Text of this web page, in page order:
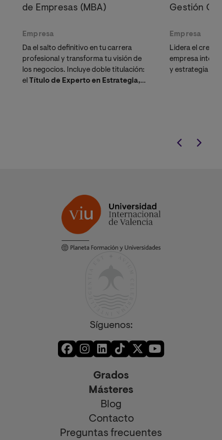
de Empresas (MBA)
Empresa
Da el salto definitivo en tu carrera
profesional y transforma tu visión de
los negocios. Incluye doble titulación:
el Título de Experto en Estrategia,
Gestión
Empresa
Lidera el
empresa
y estrategia de
Síguenos:
Grados
Másteres
Blog
Contacto
Preguntas frecuentes